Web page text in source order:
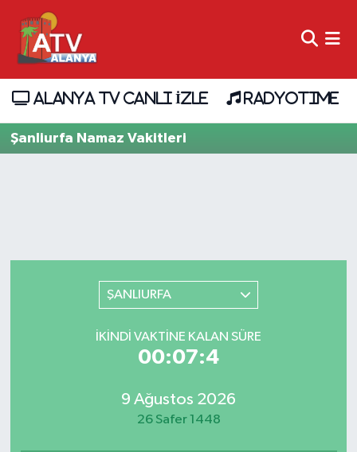
ALANYA TV CANLI İZLE RADYOTIME
Şanliurfa Namaz Vakitleri
ŞANLIURFA
İKINDI VAKTINE KALAN SÜRE
00:07:4
9 Ağustos 2026
26 Safer 1448